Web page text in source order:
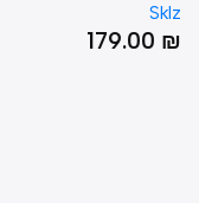
179.00